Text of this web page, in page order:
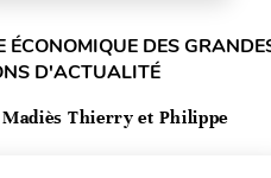
ÉCONOMIQUE DES
D'ACTUALITÉ
Madiès Thierry et Philippe